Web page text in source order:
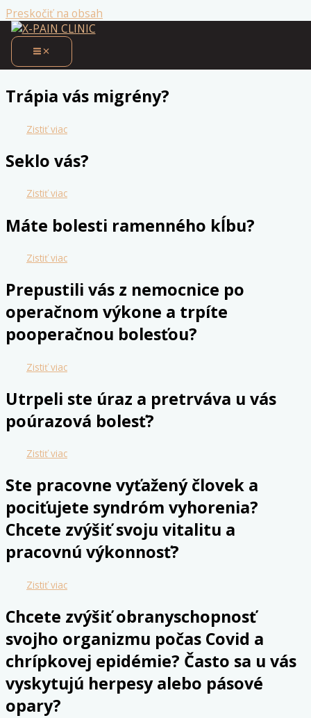
Preskočiť na obsah
ČO LIEČIME
Trápia vás migrény?
Zistiť viac
Seklo vás?
Zistiť viac
Máte bolesti ramenného kĺbu?
Zistiť viac
Prepustili vás z nemocnice po
operačnom výkone a trpíte
pooperačnou bolesťou?
Zistiť viac
Utrpeli ste úraz a pretrváva u vás
poúrazová bolesť?
Zistiť viac
Ste pracovne vyťažený človek a
pociťujete syndróm vyhorenia?
Chcete zvýšiť svoju vitalitu a
pracovnú výkonnosť?
Zistiť viac
Chcete zvýšiť obranyschopnosť
svojho organizmu počas Covid a
chrípkovej epidémie? Často sa u vás
vyskytujú herpesy alebo pásové
opary?